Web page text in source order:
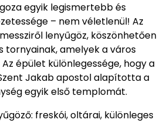
egyik legismertebb és
– nem véletlenül! Az
lenyűgöz, köszönhetően
tornyainak, amelyek a város
épület különlegessége, hogy a
Jakab apostol alapította a
egyik első templomát.
freskói, oltárai, különleges